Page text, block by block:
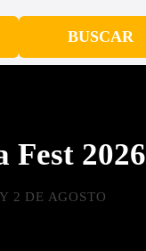
BUSCAR
Fest 2026
2 DE AGOSTO